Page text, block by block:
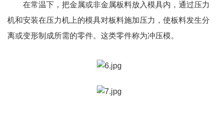
在常温下，把金属或非金属板料放入模具内，通过压力
机和安装在压力机上的模具对板料施加压力，使板料发生分
离或变形制成所需的零件。这类零件称为冲压模。